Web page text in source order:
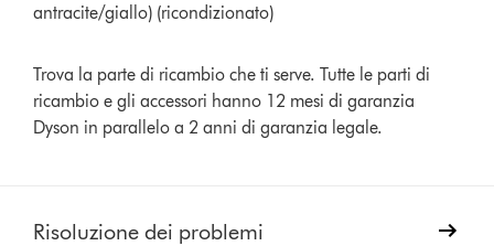
antracite/giallo) (ricondizionato)
Trova la parte di ricambio che ti serve. Tutte le parti di
ricambio e gli accessori hanno 12 mesi di garanzia
Dyson in parallelo a 2 anni di garanzia legale.
Risoluzione dei problemi